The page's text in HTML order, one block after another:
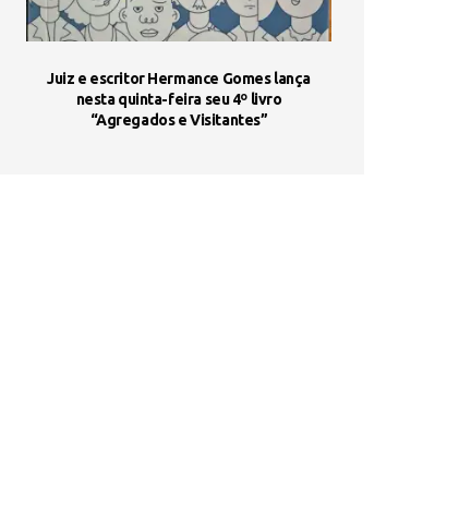
Juiz e escritor Hermance Gomes lança
nesta quinta-feira seu 4º livro
“Agregados e Visitantes”